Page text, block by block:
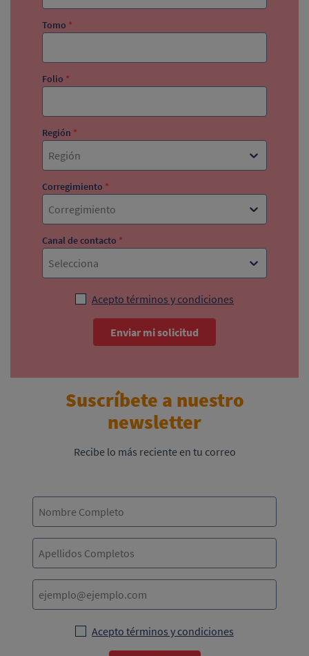
Tomo *
Folio *
Región *
Región
Corregimiento *
Corregimiento
Canal de contacto *
Selecciona
Acepto términos y condiciones
Enviar mi solicitud
Suscríbete a nuestro
newsletter
Recibe lo más reciente en tu correo
Acepto términos y condiciones